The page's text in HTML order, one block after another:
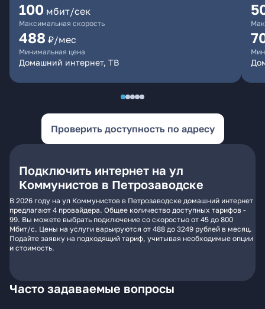
100 мбит/сек
Максимальная скорость
488 ₽/мес
Минимальная цена
Домашний интернет, ТВ
Проверить доступность по адресу
Подключить интернет на ул
Коммунистов в Петрозаводске
В 2026 году на ул Коммунистов в Петрозаводске домашний интернет
предлагают 4 провайдера. Общее количество доступных тарифов -
99. Вы можете выбрать подключение со скоростью от 45 до 800
Мбит/с. Цены на услуги варьируются от 488 до 3249 рублей в месяц.
Подайте заявку на подходящий тариф, учитывая необходимые опции
и стоимость.
Часто задаваемые вопросы